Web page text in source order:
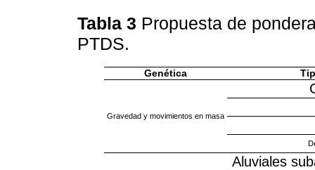
Tabla 3 Propuesta de
PTDS.
Genética
Gravedad y movimientos en masa
Aluviales